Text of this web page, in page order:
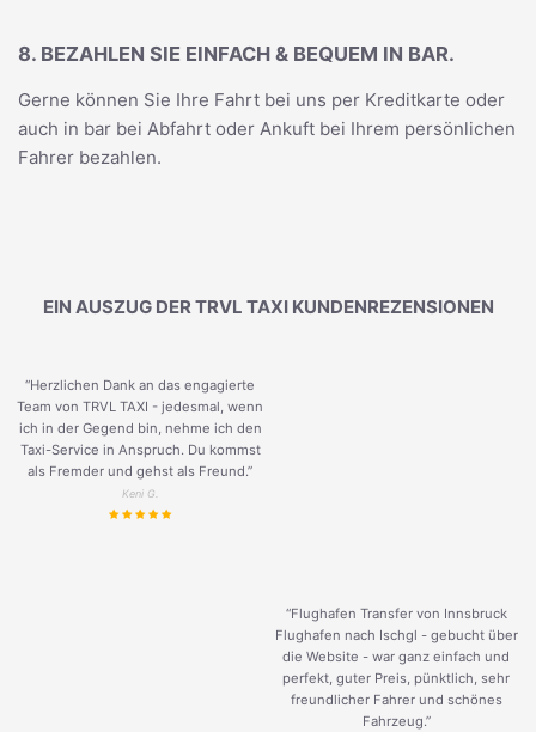
8. BEZAHLEN SIE EINFACH & BEQUEM IN BAR.
Gerne können Sie Ihre Fahrt bei uns per Kreditkarte oder
auch in bar bei Abfahrt oder Ankuft bei Ihrem persönlichen
Fahrer bezahlen.
EIN AUSZUG DER TRVL TAXI KUNDENREZENSIONEN
“Herzlichen Dank an das engagierte
Team von TRVL TAXI - jedesmal, wenn
ich in der Gegend bin, nehme ich den
Taxi-Service in Anspruch. Du kommst
als Fremder und gehst als Freund.”
Keni G.
“Flughafen Transfer von Innsbruck
Flughafen nach Ischgl - gebucht über
die Website - war ganz einfach und
perfekt, guter Preis, pünktlich, sehr
freundlicher Fahrer und schönes
Fahrzeug.”